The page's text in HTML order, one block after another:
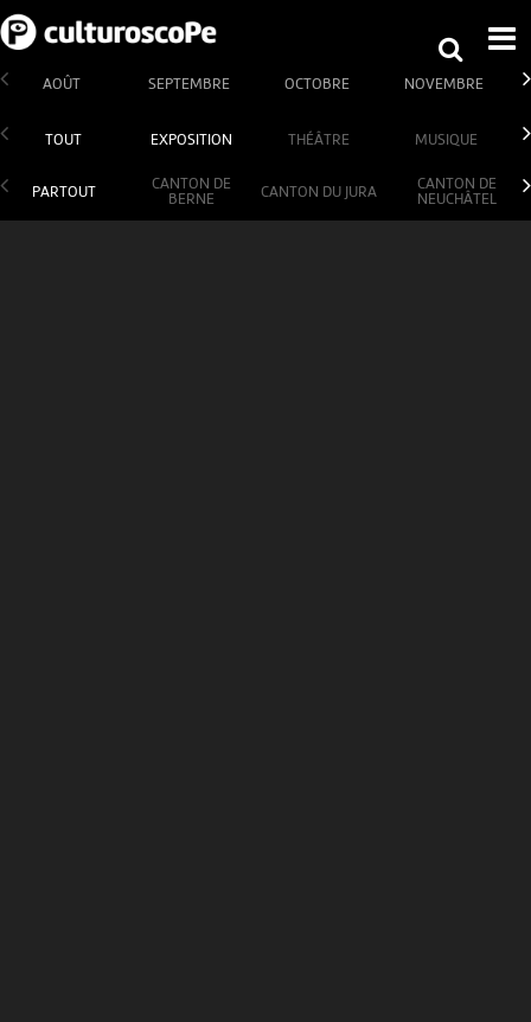
AOÛT SEPTEMBRE OCTOBRE NOVEMBRE
TOUT EXPOSITION THÉÂTRE MUSIQUE
PARTOUT
CANTON DE
BERNE
CANTON DU JURA
CANTON DE
NEUCHÂTEL